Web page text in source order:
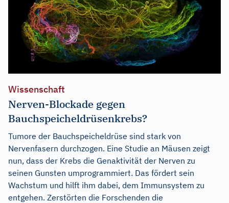
Wissenschaft
Nerven-Blockade gegen
Bauchspeicheldrüsenkrebs?
Tumore der Bauchspeicheldrüse sind stark von
Nervenfasern durchzogen. Eine Studie an Mäusen zeigt
nun, dass der Krebs die Genaktivität der Nerven zu
seinen Gunsten umprogrammiert. Das fördert sein
Wachstum und hilft ihm dabei, dem Immunsystem zu
entgehen. Zerstörten die Forschenden die